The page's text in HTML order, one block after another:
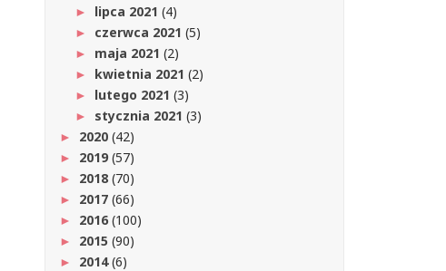
► lipca 2021 (4)
► czerwca 2021 (5)
► maja 2021 (2)
► kwietnia 2021 (2)
► lutego 2021 (3)
► stycznia 2021 (3)
► 2020 (42)
► 2019(57)
► 2018 (70)
► 2017 (66)
► 2016(100)
► 2015 (90)
► 2014(6)